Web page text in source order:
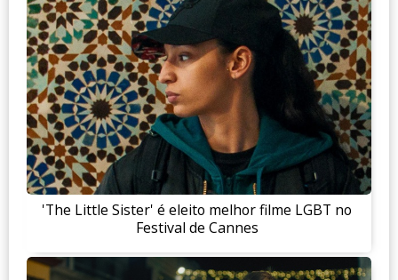
'The Little Sister' é eleito melhor filme LGBT no
Festival de Cannes